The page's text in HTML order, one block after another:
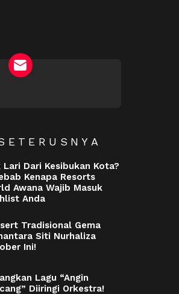
Lari Dari Kesibukan Kota?
Kenapa Resorts
Awana Wajib Masuk
Anda
Tradisional Gema
Siti Nurhaliza
Ini!
Lagu “Angin
Diiringi Orkestra!